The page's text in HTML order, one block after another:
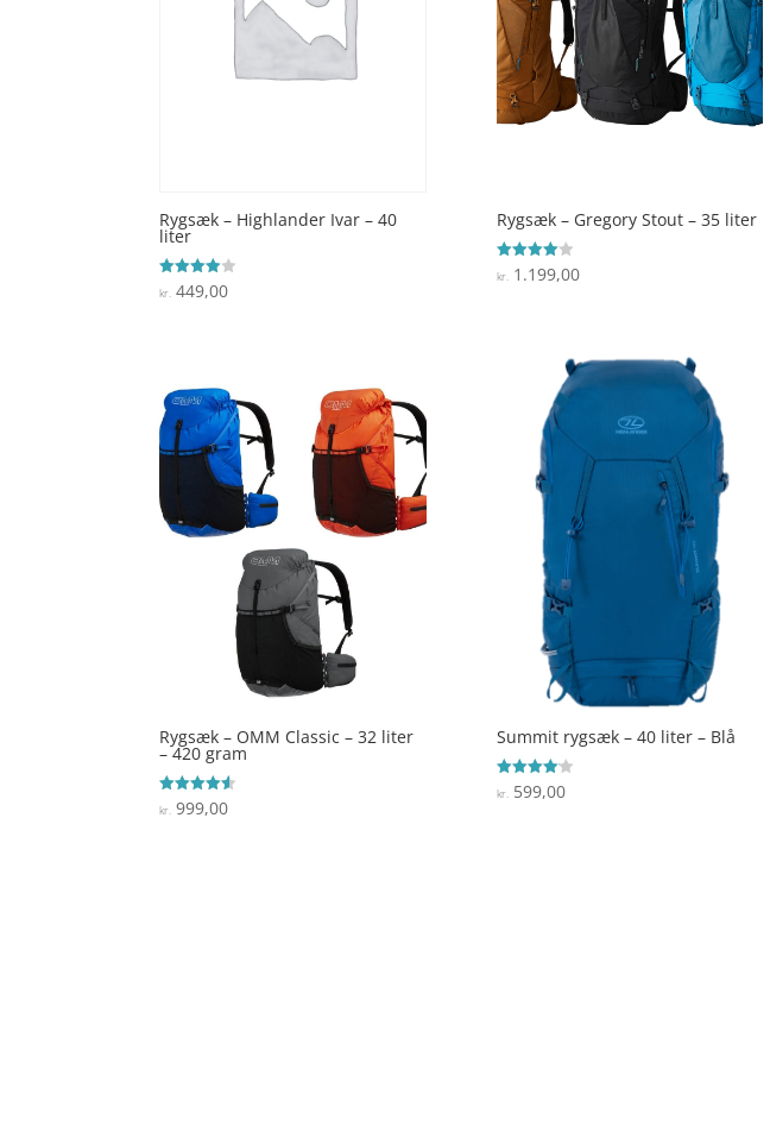
Rygsæk – Highlander Ivar – 40
liter
Vurderet
3.9
kr. 449,00
Rygsæk – Gregory Stout – 35 liter
Vurderet
4
kr. 1.199,00
Rygsæk – OMM Classic – 32 liter
– 420 gram
Vurderet
4.5
kr. 999,00
Summit rygsæk – 40 liter – Blå
Vurderet
4.1
kr.599,00